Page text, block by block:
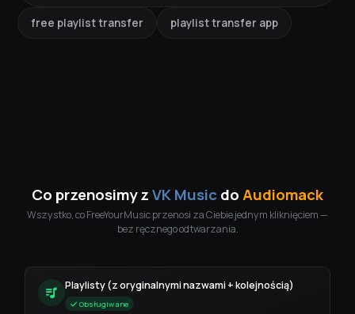
free playlist transfer playlist transfer app
Co przenosimy zVK Music doAudiomack
Wszystko, co FreeYourMusic przenosi za Ciebie jednym kliknięciem —
bez ręcznego odtwarzania.
Playlisty (z oryginalnymi nazwami + kolejnością)
Obsługiwane